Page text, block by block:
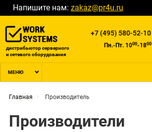
Напишите нам: zakaz@pr4u.ru
дистрибьютор серверного
и сетевого оборудования
+7 (495) 580-52-10
Пн.-Пт. 1000-1800
МЕНЮ
Главная Производитель
Производители